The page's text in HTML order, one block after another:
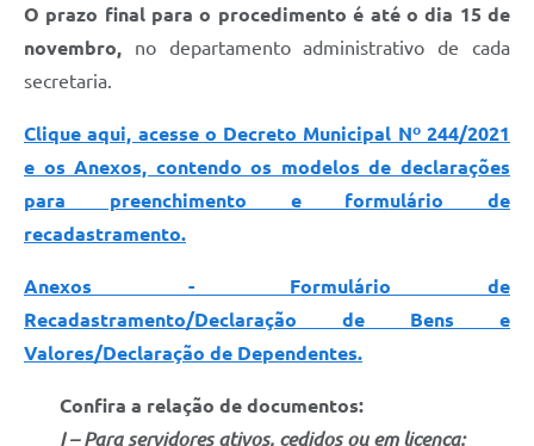
O prazo final para o procedimento é até o dia 15 de
novembro, no departamento administrativo de cada
secretaria.
Clique aqui, acesse o Decreto Municipal Nº 244/2021
e os Anexos, contendo os modelos de declarações
para preenchimento e formulário de
recadastramento.
Anexos - Formulário de
Recadastramento/Declaração de Bens e
Valores/Declaração de Dependentes.
Confira a relação de documentos:
I – Para servidores ativos, cedidos ou em licença: